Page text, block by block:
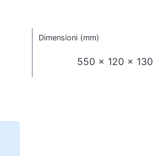
Dimensioni (mm)
550 x 120 x 130